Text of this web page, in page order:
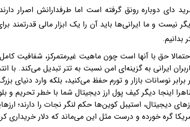
نیست و ما ایرانی‌ها باید آن را یک ابزار مالی قدرتمند
بدانیم.
حق با آنها است چون ماهیت غیرمتمرکز، شفافیت
ایرانی به گزینه‌ای امن‌ نسبت به تتر تبدیل می‌کند. با
برابر نوسانات بازار و تورم حفظ می‌کنید، بلکه وارد دنیای
اینجا دیگر کیف پول ارز دیجیتال شما با خطر تحریم و
دیجیتال، استیبل کوین‌ها حکم لنگر نجات را دارند؛
گره خورده و درست مثل این می‌ماند که دلار خریداری